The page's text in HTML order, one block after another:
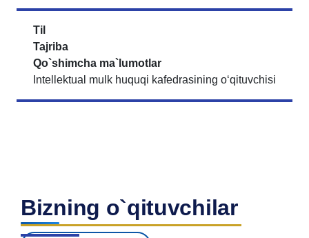
Til
Tajriba
Qo`shimcha ma`lumotlar
Intellektual mulk huquqi kafedrasining o‘qituvchisi
Bizning o`qituvchilar